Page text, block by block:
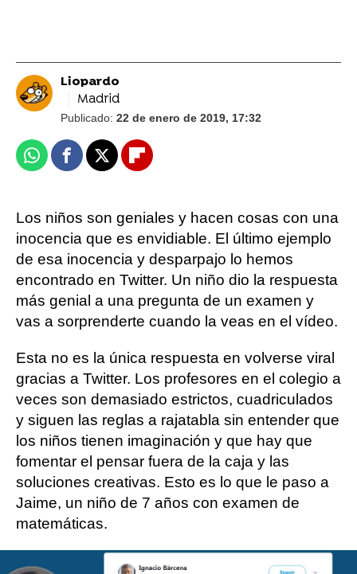
Liopardo
Madrid
Publicado: 22 de enero de 2019, 17:32
WhatsappFacebook
X Flipboard
Los niños son geniales y hacen cosas con una
inocencia que es envidiable. El último ejemplo
de esa inocencia y desparpajo lo hemos
encontrado en Twitter. Un niño dio la respuesta
más genial a una pregunta de un examen y
vas a sorprenderte cuando la veas en el vídeo.
Esta no es la única respuesta en volverse viral
gracias a Twitter. Los profesores en el colegio a
veces son demasiado estrictos, cuadriculados
y siguen las reglas a rajatabla sin entender que
los niños tienen imaginación y que hay que
fomentar el pensar fuera de la caja y las
soluciones creativas. Esto es lo que le paso a
Jaime, un niño de 7 años con examen de
matemáticas.